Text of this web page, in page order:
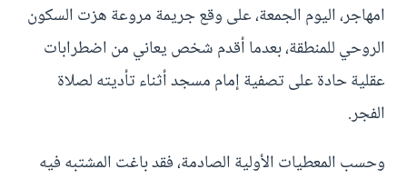
امهاجر، اليوم الجمعة، على وقع جريمة مروعة هزت السكون
الروحي للمنطقة، بعدما أقدم شخص يعاني من اضطرابات
عقلية حادة على تصفية إمام مسجد أثناء تأديته لصلاة
الفجر.
وحسب المعطيات الأولية الصادمة، فقد باغت المشتبه فيه